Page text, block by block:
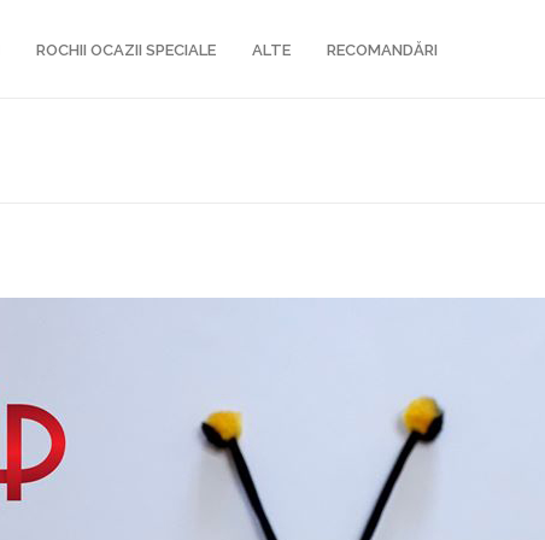
ROCHII OCAZII SPECIALE ALTE RECOMANDĂRI